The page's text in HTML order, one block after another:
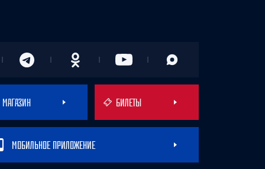
МАГАЗИН БИЛЕТЫ
МОБИЛЬНОЕ ПРИЛОЖЕНИЕ